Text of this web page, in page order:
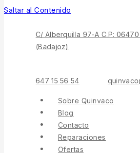
Saltar al Contenido
C/ Alberquilla 97-A C.P: 06470
(Badajoz)
647 15 56 54
Sobre Quinvaco
Blog
Contacto
Reparaciones
Ofertas